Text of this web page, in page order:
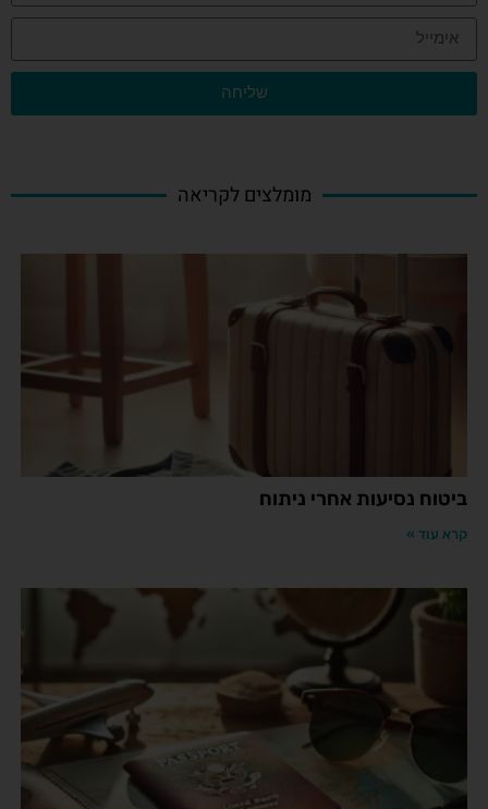
שליחה
מומלצים לקריאה
ביטוח נסיעות אחרי ניתוח
קרא עוד »